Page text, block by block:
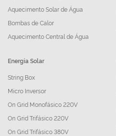
Aquecimento Solar de Água
Bombas de Calor
Aquecimento Central de Água
Energia Solar
String Box
Micro Inversor
On Grid Monofásico 220V
On Grid Trifásico 220V
On Grid Trifásico 380V